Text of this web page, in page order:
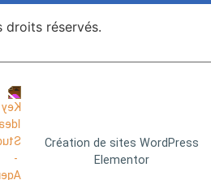
droits réservés.
Création de sites WordPress
Elementor